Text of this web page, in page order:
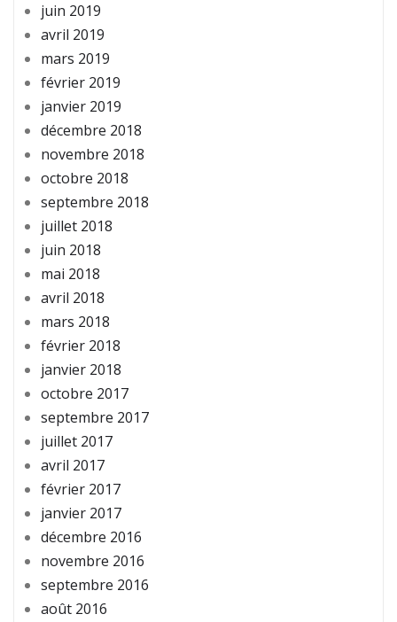
juin 2019
avril 2019
mars 2019
février 2019
janvier 2019
décembre 2018
novembre 2018
octobre 2018
septembre 2018
juillet 2018
juin 2018
mai 2018
avril 2018
mars 2018
février 2018
janvier 2018
octobre 2017
septembre 2017
juillet 2017
avril 2017
février 2017
janvier 2017
décembre 2016
novembre 2016
septembre 2016
août 2016